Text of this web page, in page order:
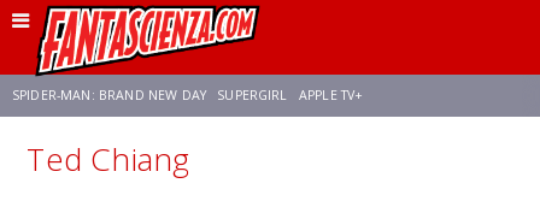
SPIDER-MAN: BRAND NEW DAY SUPERGIRL APPLE TV+
FRANCO RICCIARDIELLO ZENDAYA
Ted Chiang